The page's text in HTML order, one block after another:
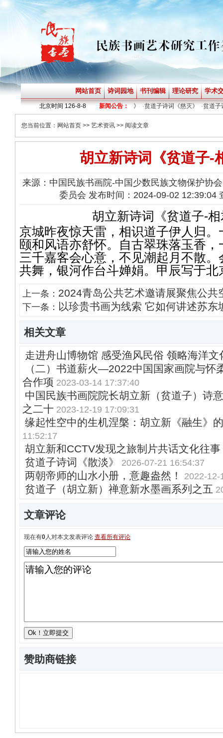
网站首页 诗词园地 书刊编辑 理论研究 学术
北京时间 126-8-8 新闻公告：
贫道子诗词《神定》·贫道子诗词《烟火》 · 贫道子诗词《慈灭》· 贫道子
您当前位置： 网站首页 >> 艺术资讯 >> 阅读文章
胡立新诗词《贫道子-
来源：中国民族书画院-中国少数民族文物保护协
委员会 发布时间：2024-09-02 12:39:04
胡立新诗词《贫道子-
京城昨夜惊天雷，相识道子伊人归
颐和风语亦舒怀。自古翠珠落玉香
三千嘉客会心意，不见潮起月不散
共舞，银河作台斗婵娟。甲辰写于北
上一条： 2024青岛公共艺术邀请展聚焦公共
下一条： 以珍贵书画为线索 它如何讲述苏东
相关文章
走进舟山博物馆 感受渔风民俗 领略海洋文
（二）书道薪火—2022中国国家画院与怀
合作项 2023-03-14 17:37:40
中国民族书画院院长胡立新（贫道子）诗
之二十 2023-12-19 17:09:31
缘起性空中的生机涅槃：胡立新《融生》
11:52:17
胡立新和CCTV发现之旅制片共话文化往事
贫道子诗词《散淡》
2026-07-21 16:54:37
两朝帝师的山水小册，意趣盎然！ 2022-12-
贫道子（胡立新）禅意新水墨画系列之五
文章评论
现在有0人对本文发表评论 查看所有评论
赞助商链接